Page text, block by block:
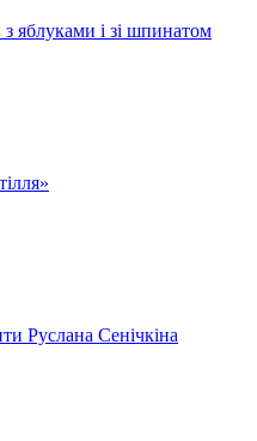
яблуками і зі шпинатом
Руслана Сенічкіна